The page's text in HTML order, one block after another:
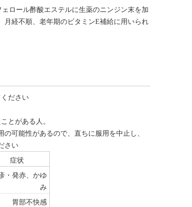
ロール酢酸エステルに生薬のニンジン末を加
月経不順、老年期のビタミンE補給に用いられ
ださい
とがある人。
可能性があるので、直ちに服用を中止し、
さい
症状
・発赤、かゆ
み
胃部不快感